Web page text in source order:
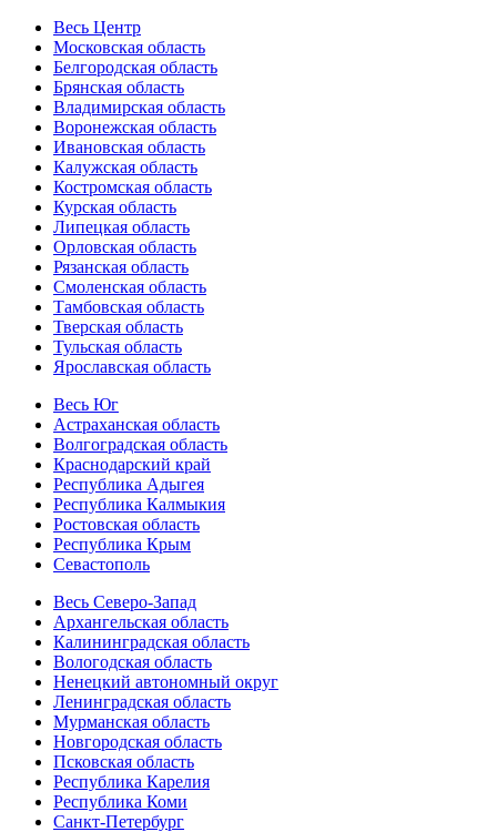
Весь Центр
Московская область
Белгородская область
Брянская область
Владимирская область
Воронежская область
Ивановская область
Калужская область
Костромская область
Курская область
Липецкая область
Орловская область
Рязанская область
Смоленская область
Тамбовская область
Тверская область
Тульская область
Ярославская область
Весь Юг
Астраханская область
Волгоградская область
Краснодарский край
Республика Адыгея
Республика Калмыкия
Ростовская область
Республика Крым
Севастополь
Весь Северо-Запад
Архангельская область
Калининградская область
Вологодская область
Ненецкий автономный округ
Ленинградская область
Мурманская область
Новгородская область
Псковская область
Республика Карелия
Республика Коми
Санкт-Петербург